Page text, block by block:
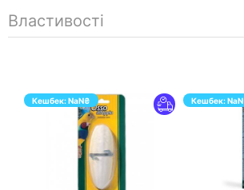
Властивості
Кешбек:NaN₴
ПЕРЕЙТИ
Кешбек:NaN